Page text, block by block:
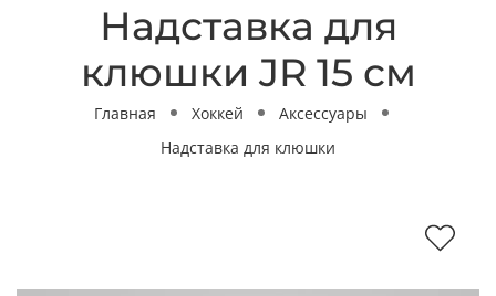
Надставка для
клюшки JR 15 см
Главная Хоккей
Аксессуары
Надставка для клюшки